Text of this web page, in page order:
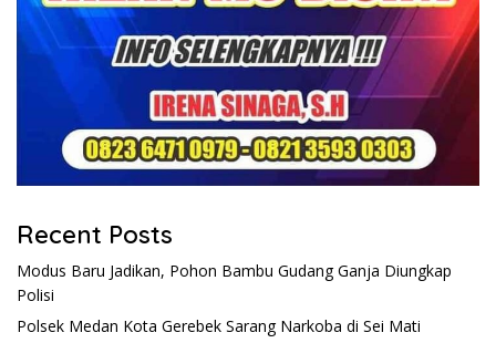
Recent Posts
Modus Baru Jadikan, Pohon Bambu Gudang Ganja Diungkap
Polisi
Polsek Medan Kota Gerebek Sarang Narkoba di Sei Mati